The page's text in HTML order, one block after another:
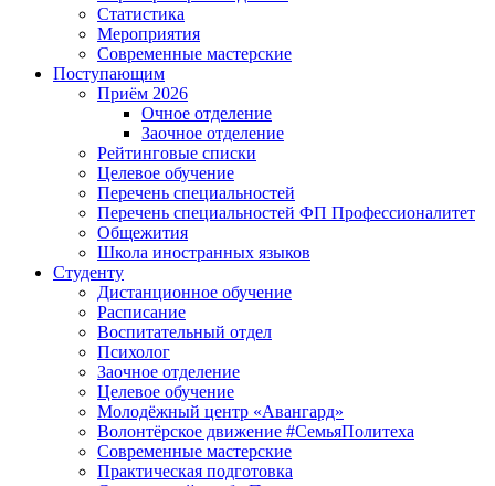
Статистика
Мероприятия
Современные мастерские
Поступающим
Приём 2026
Очное отделение
Заочное отделение
Рейтинговые списки
Целевое обучение
Перечень специальностей
Перечень специальностей ФП Профессионалитет
Общежития
Школа иностранных языков
Студенту
Дистанционное обучение
Расписание
Воспитательный отдел
Психолог
Заочное отделение
Целевое обучение
Молодёжный центр «Авангард»
Волонтёрское движение #СемьяПолитеха
Современные мастерские
Практическая подготовка